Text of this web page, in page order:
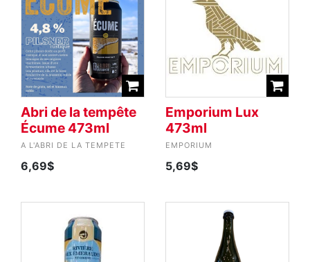
Abri de la tempête
Écume 473ml
A L'ABRI DE LA TEMPETE
6,69$
Emporium Lux
473ml
EMPORIUM
5,69$